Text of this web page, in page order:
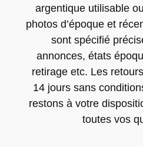
C
M
P
argentique utilisable
photos d’époque et
sont spécifié
annonces, états
retirage etc. Les
14 jours sans
restons à votre
toutes vos